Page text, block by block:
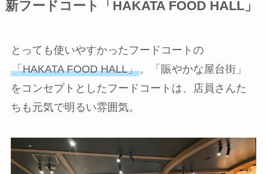
新フードコート「HAKATA FOOD HALL」
とっても使いやすかったフードコートの
「HAKATA FOOD HALL」。「賑やかな屋台街」
をコンセプトとしたフードコートは、店員さんた
ちも元気で明るい雰囲気。